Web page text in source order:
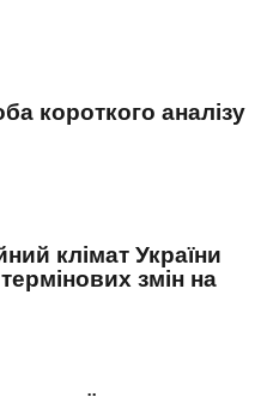
короткого аналізу
клімат України
змін на